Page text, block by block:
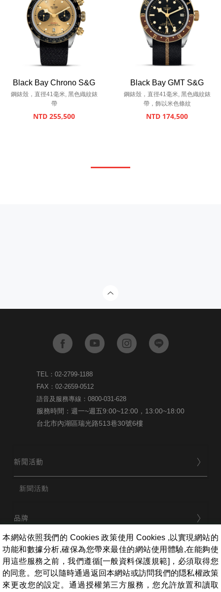
Black Bay Chrono S&G
鋼錶殼，直徑41毫米, 黑色織紋錶
帶
NTD 255,500
Black Bay GMT S&G
鋼錶殼，直徑41毫米, 黑色織紋錶
帶，飾以米色條紋
NTD 174,500
TEL：02-2799-1188
FAX：02-2659-0512
語音及服務專線：0800-031-628
服務時間：週一~週五9:00~12:00，13:00~18:00
台北市內湖區瑞光路513巷30號6樓
新聞活動
新聞活動
品牌
用戶服務
條款相關
本網站依照我們的 Cookies 政策使用 Cookies ,以實現網站的
功能和數據分析,確保為您帶來最佳的網站使用體驗,在能夠使
用這些服務之前，我們遵循[一般資料保護規範]，必須取得您
的同意。您可以隨時通過返回本網站或訪問我們的隠私權政策
來更改您的設定。通過授權第三方服務，您允許放置和讀取